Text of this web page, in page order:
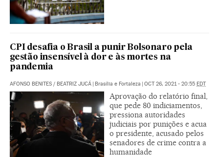
CPI desafia o Brasil a punir Bolsonaro pela
gestão insensível à dor e às mortes na
pandemia
AFONSO BENITES / BEATRIZ JUCÁ | Brasília e Fortaleza | OCT 26, 2021 - 20:55 EDT
Aprovação do relatório final,
que pede 80 indiciamentos,
pressiona autoridades
judiciais por punições e acua
o presidente, acusado pelos
senadores de crime contra a
humanidade